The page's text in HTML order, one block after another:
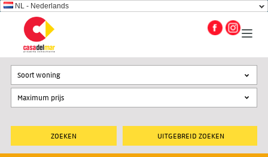
NL - Nederlands
UITGEBREID ZOEKEN
Soort woning